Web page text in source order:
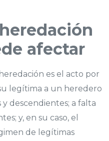
afectar
es el acto por
legítima a un heredero
descendientes; a falta
y, en su caso, el
de legítimas